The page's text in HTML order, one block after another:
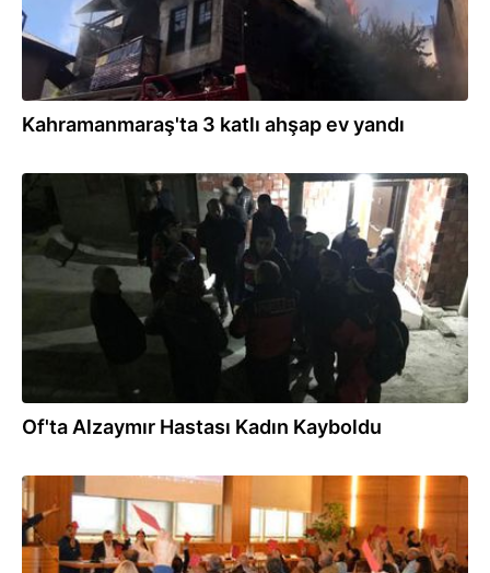
Kahramanmaraş'ta 3 katlı ahşap ev yandı
Of'ta Alzaymır Hastası Kadın Kayboldu
22.10.2018